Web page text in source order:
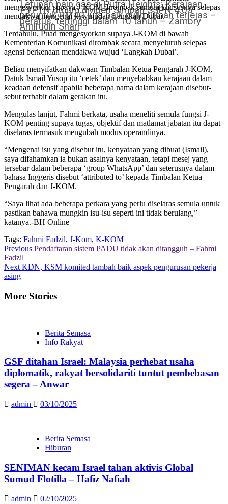
Letupan paip gas di Putra Heights: Kerajaan
peruntuk RM40 juta baik pulih rumah terjejas –
Amirudin Shari
PTPTN umum dividen Simpan SSPN 4.05
peratus, tertinggi dalam 10 tahun – Zambry
mengesyorkan supaya J-KOM dirombak semula khususnya selepas
mendakwa mengenai kewujudan Langkah Dubai.
Terdahulu, Puad mengesyorkan supaya J-KOM di bawah
Kementerian Komunikasi dirombak secara menyeluruh selepas
agensi berkenaan mendakwa wujud ‘Langkah Dubai’.
Beliau menyifatkan dakwaan Timbalan Ketua Pengarah J-KOM,
Datuk Ismail Yusop itu ‘cetek’ dan menyebabkan kerajaan dalam
keadaan defensif apabila beberapa nama dalam kerajaan disebut-
sebut terbabit dalam gerakan itu.
Mengulas lanjut, Fahmi berkata, usaha meneliti semula fungsi J-
KOM penting supaya tugas, objektif dan matlamat jabatan itu dapat
diselaras termasuk mengubah modus operandinya.
“Mengenai isu yang disebut itu, kenyataan yang dibuat (Ismail),
saya difahamkan ia bukan asalnya kenyataan, tetapi mesej yang
tersebar dalam beberapa ‘group WhatsApp’ dan seterusnya dalam
bahasa Inggeris disebut ‘attributed to’ kepada Timbalan Ketua
Pengarah dan J-KOM.
“Saya lihat ada beberapa perkara yang perlu diselaras semula untuk
pastikan bahawa mungkin isu-isu seperti ini tidak berulang,”
katanya.-BH Online
Tags: Fahmi Fadzil, J-Kom, K-KOM
Continue
Reading
Previous Pendaftaran sistem PADU tidak akan ditangguh – Fahmi
Fadzil
Next KDN, KSM komited tambah baik aspek pengurusan pekerja
asing
More Stories
Berita Semasa
Info Rakyat
GSF ditahan Israel: Malaysia perhebat usaha
diplomatik, rakyat bersolidariti tuntut pembebasan
segera – Anwar
admin 03/10/2025
Berita Semasa
Hiburan
SENIMAN kecam Israel tahan aktivis Global
Sumud Flotilla – Hafiz Nafiah
admin 02/10/2025